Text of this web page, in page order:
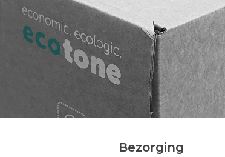
Bezorging